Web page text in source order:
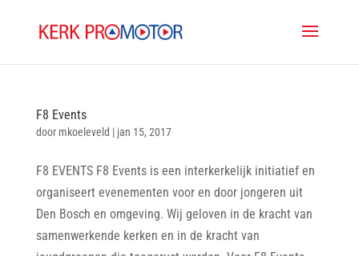
F8 Events
door mkoeleveld | jan 15, 2017
F8 EVENTS F8 Events is een interkerkelijk initiatief en
organiseert evenementen voor en door jongeren uit
Den Bosch en omgeving. Wij geloven in de kracht van
samenwerkende kerken en in de kracht van